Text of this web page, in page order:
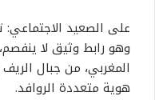
على الصعيد الاجتماعي:
وهو رابط وثيق لا
المغربي، من جبال
هوية متعددة الروافد.